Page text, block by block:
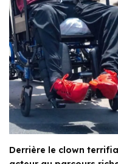
Derrière le clown